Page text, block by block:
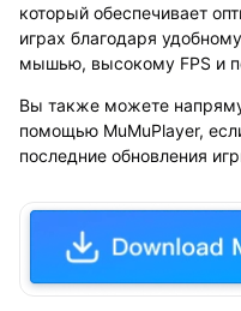
который обеспечивает
играх благодаря
мышью, высокому FPS и
Вы также можете
помощью MuMuPlayer,
последние обновления